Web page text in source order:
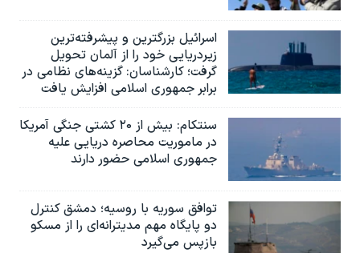
اسرائيل بزرگترین و پیشرفته‌ترین
زیردریایی خود را از آلمان تحویل
گرفت؛ کارشناسان: گزینه‌های نظامی در
برابر جمهوری اسلامی افزایش یافت
سنتکام: بیش از ۲۰ کشتی جنگی آمریکا
در ماموریت محاصره دریایی علیه
جمهوری اسلامی حضور دارند
توافق سوریه با روسیه؛ دمشق کنترل
دو پایگاه مهم مدیترانه‌ای را از مسکو
بازپس می‌گیرد